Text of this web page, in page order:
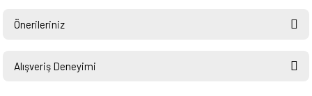
Önerileriniz
yetersiz gördüğünüz noktaları öneri formunu kullanarak tarafımıza
Alışveriş Deneyimi